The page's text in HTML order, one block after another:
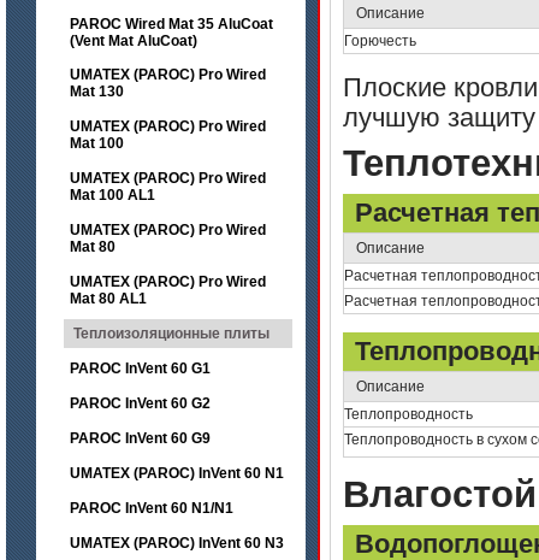
PAROC Wired Mat 35 AluCoat
(Vent Mat AluCoat)
UMATEX (PAROC) Pro Wired
Mat 130
UMATEX (PAROC) Pro Wired
Mat 100
UMATEX (PAROC) Pro Wired
Mat 100 AL1
UMATEX (PAROC) Pro Wired
Mat 80
UMATEX (PAROC) Pro Wired
Mat 80 AL1
Теплоизоляционные плиты
PAROC InVent 60 G1
PAROC InVent 60 G2
PAROC InVent 60 G9
UMATEX (PAROC) InVent 60 N1
PAROC InVent 60 N1/N1
UMATEX (PAROC) InVent 60 N3
Описание
Горючесть
Плоские
лучшую
Расчетная
Описание
Расчетная
Расчетная
Описание
Теплопроводность
Теплопроводность в сухом